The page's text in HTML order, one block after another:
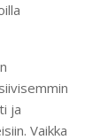
ja
Vaikka